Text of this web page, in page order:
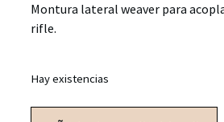
Montura lateral weaver para
rifle.
Hay existencias